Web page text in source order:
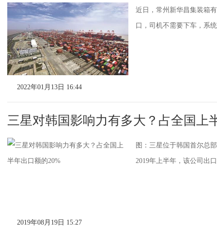
近日，常州新华昌集装箱
口，司机不需要下车，系
2022年01月13日 16:44
三星对韩国影响力有多大？占全国上
图：三星位于韩国首尔总
2019年上半年，该公司出
2019年08月19日 15:27